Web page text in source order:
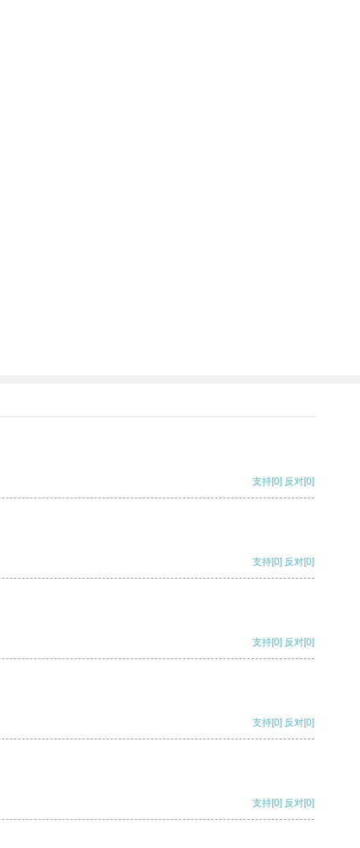
支持[0] 反对[0]
支持[0] 反对[0]
支持[0] 反对[0]
支持[0] 反对[0]
支持[0] 反对[0]